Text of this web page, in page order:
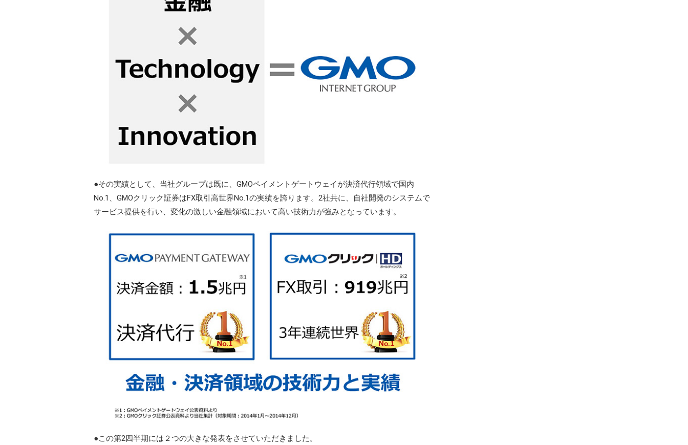
●その実績として、当社グループは既に、GMOペイメントゲートウェイが決済代行領域で国内
No.1、GMOクリック証券はFX取引高世界No.1の実績を誇ります。2社共に、自社開発のシステムで
サービス提供を行い、変化の激しい金融領域において高い技術力が強みとなっています。
●この第2四半期には２つの大きな発表をさせていただきました。